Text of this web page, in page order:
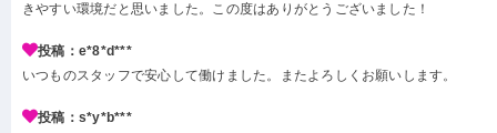
きやすい環境だと思いました。この度はありがとうございました！
投稿：e*8*d***
いつものスタッフで安心して働けました。またよろしくお願いします。
投稿：s*y*b***